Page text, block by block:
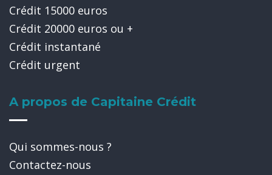
Crédit 15000 euros
Crédit 20000 euros ou +
Crédit instantané
Crédit urgent
A propos de Capitaine Crédit
Qui sommes-nous ?
Contactez-nous